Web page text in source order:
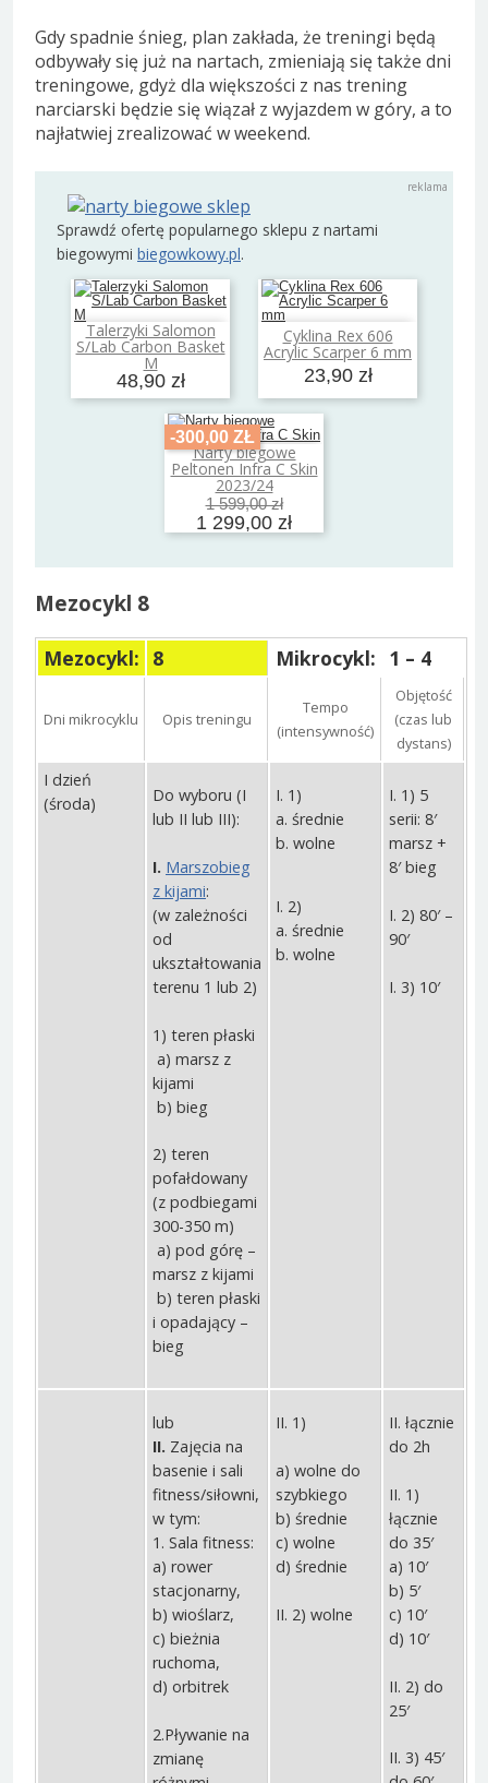
Gdy spadnie śnieg, plan zakłada, że treningi będą
odbywały się już na nartach, zmieniają się także dni
treningowe, gdyż dla większości z nas trening
narciarski będzie się wiązał z wyjazdem w góry, a to
najłatwiej zrealizować w weekend.
Sprawdź ofertę popularnego sklepu z nartami
biegowymi biegowkowy.pl.
Talerzyki Salomon
S/Lab Carbon Basket
M
48,90 zł
Dodaj do koszyka Cyklina Rex 606
Acrylic Scarper 6 mm
23,90 zł
Dodaj do koszyka
-300,00 ZŁ
Narty biegowe
Peltonen Infra C Skin
2023/24
1 599,00 zł
1 299,00 zł
Dodaj do koszyka
Mezocykl 8
Mezocykl: 8 Mikrocykl: 1 – 4
Dni mikrocyklu Opis treningu
Tempo
(intensywność)
Objętość
(czas lub
dystans)
I dzień
(środa)
Do wyboru (I
lub II lub III):
I. Marszobieg
z kijami:
(w zależności
od
ukształtowania
terenu 1 lub 2)
1) teren płaski
a) marsz z
kijami
b) bieg
2) teren
pofałdowany
(z podbiegami
300-350 m)
a) pod górę –
marsz z kijami
b) teren płaski
i opadający –
bieg
I. 1)
a. średnie
b. wolne
I. 2)
a. średnie
b. wolne
I. 1) 5
serii: 8′
marsz +
8′ bieg
I. 2) 80′ –
90′
I. 3) 10′
lub
II. Zajęcia na
basenie i sali
fitness/siłowni,
w tym:
1. Sala fitness:
a) rower
stacjonarny,
b) wioślarz,
c) bieżnia
ruchoma,
d) orbitrek
2.Pływanie na
zmianę
II. 1)
a) wolne do
szybkiego
b) średnie
c) wolne
d) średnie
II. 2) wolne
II. łącznie
do 2h
II. 1)
łącznie
do 35′
a) 10′
b) 5′
c) 10′
d) 10′
II. 2) do
25′
II. 3) 45′